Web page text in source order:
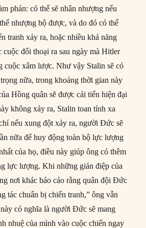
phán: có thể sẽ nhân nhượng nếu
nhượng bộ được, và do đó có thể
tranh xảy ra, hoặc nhiều khả năng
cuộc đối thoại ra sau ngày mà Hitler
cuộc xâm lược. Như vậy Stalin sẽ có
nữa, trong khoảng thời gian này
Hồng quân sẽ được cải tiến hiện đại
không xảy ra, Stalin toan tính xa
nếu xung đột xảy ra, người Đức sẽ
nữa để huy động toàn bộ lực lượng
của họ, điều này giúp ông có thêm
lực lượng. Khi những gián điệp của
nơi khác báo cáo rằng quân đội Đức
tác chuẩn bị chiến tranh,” ông vẫn
có nghĩa là người Đức sẽ mang
nhuệ của mình vào cuộc chiến ngay